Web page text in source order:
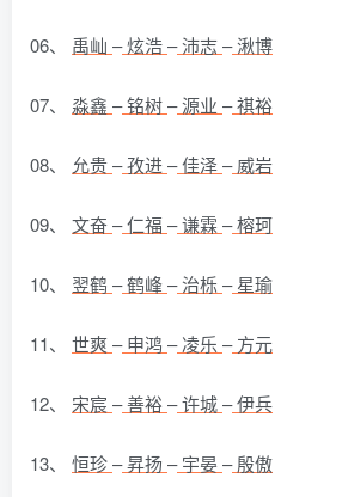
06、 禹屾 –炫浩–沛志–湫博
07、 淼鑫 –铭树–源业 –祺裕
08、 允贵–孜进–佳泽–威岩
09、 文奋–仁福 –谦霖 –榕珂
10、 翌鹤 –鹤峰–治栎 –星瑜
11、 世爽–申鸿 –凌乐 –方元
12、 宋宸 –善裕 –许城–伊兵
13、 恒珍–昇扬 –宇晏–殷傲